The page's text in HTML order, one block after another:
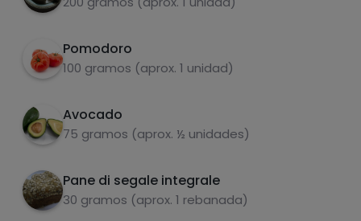
Pomodoro
100 gramos (aprox. 1 unidad)
Avocado
75 gramos (aprox. ½ unidades)
Pane di segale integrale
30 gramos (aprox. 1 rebanada)
3 Aggiungere un po' di olio extravergine di oliva,
carboidrati proteine